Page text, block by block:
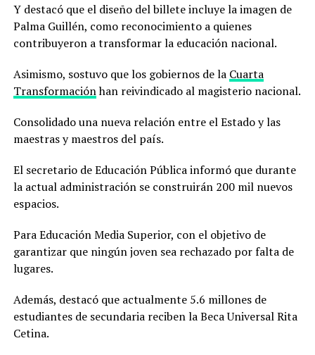
Y destacó que el diseño del billete incluye la imagen de
Palma Guillén, como reconocimiento a quienes
contribuyeron a transformar la educación nacional.
Asimismo, sostuvo que los gobiernos de la Cuarta
Transformaciónhan reivindicado al magisterio nacional.
Consolidado una nueva relación entre el Estado y las
maestras y maestros del país.
El secretario de Educación Pública informó que durante
la actual administración se construirán 200 mil nuevos
espacios.
Para Educación Media Superior, con el objetivo de
garantizar que ningún joven sea rechazado por falta de
lugares.
Además, destacó que actualmente 5.6 millones de
estudiantes de secundaria reciben la Beca Universal Rita
Cetina.